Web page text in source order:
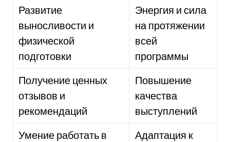
Развитие
выносливости и
физической
подготовки
Энергия и сила
на протяжении
всей
программы
Получение ценных
отзывов и
рекомендаций
Повышение
качества
выступлений
Умение работать в
Адаптация к